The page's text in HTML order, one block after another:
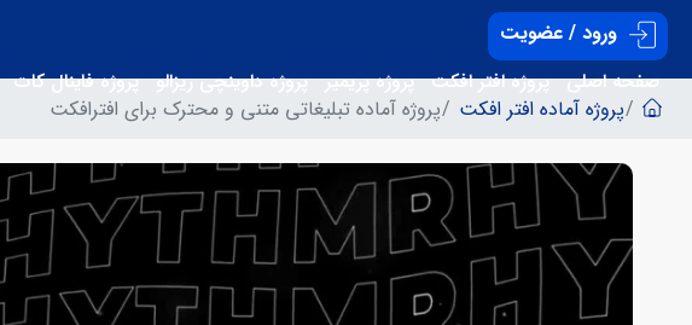
ورود / عضویت
صفحه اصلی پروژه افتر افکت پروژه پریمیر پروژه داوینچی ریزالو پروژه فاینال کات
پروژه آماده افتر افکت
پروژه آماده تبلیغاتی متنی و محترک برای افترافکت